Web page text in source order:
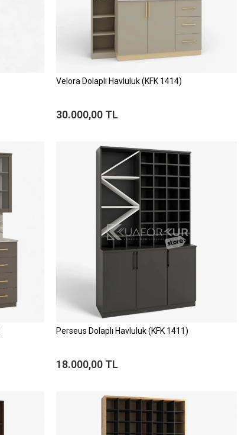
Velora Dolaplı Havluluk (KFK 1414)
30.000,00 TL
Perseus Dolaplı Havluluk (KFK 1411)
18.000,00 TL